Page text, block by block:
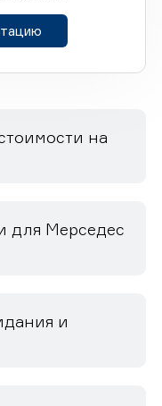
на
для Мерседес
и